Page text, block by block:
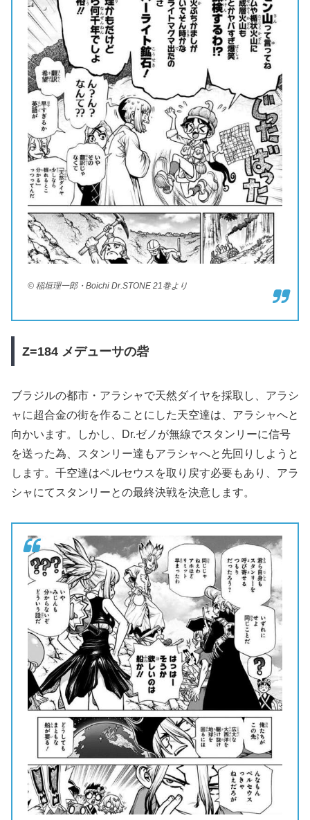
© 稲垣理一郎・Boichi Dr.STONE 21巻より
Z=184 メデューサの砦
ブラジルの都市・アラシャで天然ダイヤを採取し、アラシ
ャに超合金の街を作ることにした天空達は、アラシャへと
向かいます。しかし、Dr.ゼノが無線でスタンリーに信号
を送った為、スタンリー達もアラシャへと先回りしようと
します。千空達はペルセウスを取り戻す必要もあり、アラ
シャにてスタンリーとの最終決戦を決意します。